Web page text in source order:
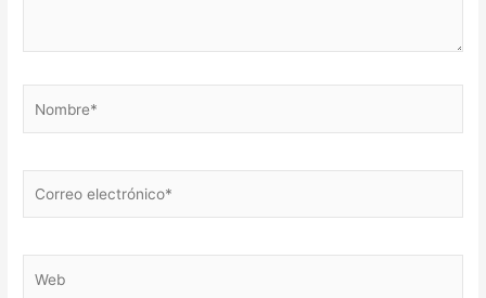
electrónico*